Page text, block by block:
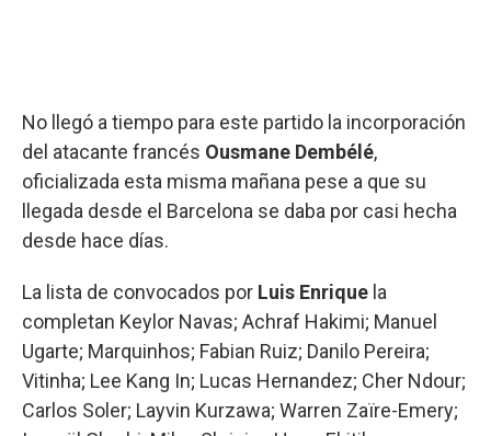
No llegó a tiempo para este partido la incorporación
del atacante francés Ousmane Dembélé,
oficializada esta misma mañana pese a que su
llegada desde el Barcelona se daba por casi hecha
desde hace días.
La lista de convocados por Luis Enrique la
completan Keylor Navas; Achraf Hakimi; Manuel
Ugarte; Marquinhos; Fabian Ruiz; Danilo Pereira;
Vitinha; Lee Kang In; Lucas Hernandez; Cher Ndour;
Carlos Soler; Layvin Kurzawa; Warren Zaïre-Emery;